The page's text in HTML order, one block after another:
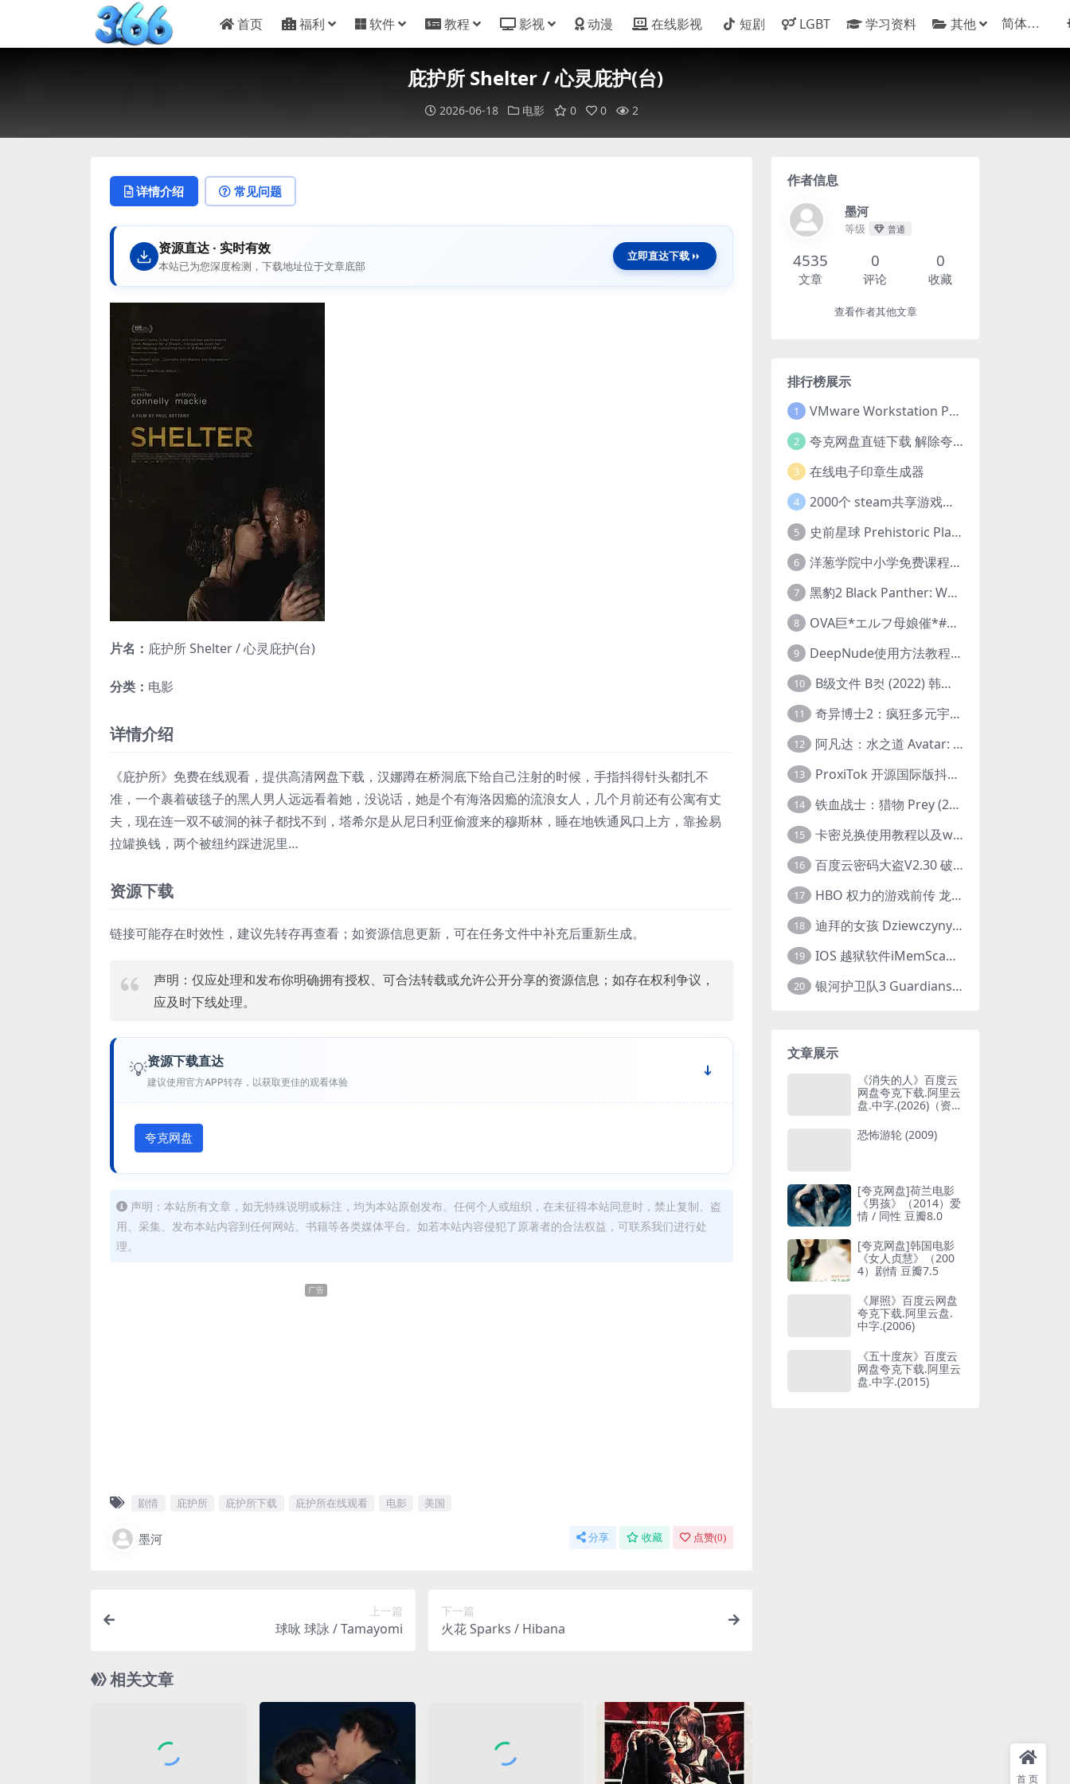
首页 福利 软件 教程 影视 动漫 在线影视 短剧 LGBT 学习资料 其他
庇护所 Shelter / 心灵庇护(台)
2026-06-18 电影 0 0 2
详情介绍 常见问题
资源直达 · 实时有效
本站已为您深度检测，下载地址位于文章底部
立即直达下载
片名： 庇护所 Shelter / 心灵庇护(台)
分类： 电影
详情介绍
《庇护所》免费在线观看，提供高清网盘下载，汉娜蹲在桥洞底下给自己注射的时候，手指抖得针头都扎不
准，一个裹着破毯子的黑人男人远远看着她，没说话，她是个有海洛因瘾的流浪女人，几个月前还有公寓有丈
夫，现在连一双不破洞的袜子都找不到，塔希尔是从尼日利亚偷渡来的穆斯林，睡在地铁通风口上方，靠捡易
拉罐换钱，两个被纽约踩进泥里…
资源下载
链接可能存在时效性，建议先转存再查看；如资源信息更新，可在任务文件中补充后重新生成。
声明：仅应处理和发布你明确拥有授权、可合法转载或允许公开分享的资源信息；如存在权利争议，
应及时下线处理。
💡资源下载直达
建议使用官方APP转存，以获取更佳的观看体验
夸克网盘
声明：本站所有文章，如无特殊说明或标注，均为本站原创发布。任何个人或组织，在未征得本站同意时，禁止复制、盗
用、采集、发布本站内容到任何网站、书籍等各类媒体平台。如若本站内容侵犯了原著者的合法权益，可联系我们进行处
理。
广告
剧情 庇护所 庇护所下载 庇护所在线观看 电影 美国
墨河 分享 收藏 点赞(0)
上一篇
球咏 球詠 / Tamayomi
下一篇
火花 Sparks / Hibana
相关文章
作者信息
墨河
等级 普通
4535
文章
0
评论
0
收藏
查看作者其他文章
排行榜展示
1 VMware Workstation Pro 16 永久激活密钥(序列号)
2 夸克网盘直链下载 解除夸克网盘下载限制 油猴脚本
3 在线电子印章生成器
4 2000个 steam共享游戏账号 离线steam账号分享
5 史前星球 Prehistoric Planet (2022) 中字 1080p 高清 阿里云盘 2022.5.27已更新全集
6 洋葱学院中小学免费课程集合 云盘下载
7 黑豹2 Black Panther: Wakanda Forever (2022) 高清版
8 OVA巨*エルフ母娘催*#1エルフの国を蹂*する男。汚された女王と姫
9 DeepNude使用方法教程FAQ
10 B级文件 B컷 (2022) 韩国大尺度剧情电影 1080P 中字
11 奇异博士2：疯狂多元宇宙 Doctor Strange in the Multiverse of Madness (2022) 高清版1080p
12 阿凡达：水之道 Avatar: The Way of Water (2022) 1080p 2k 4k 中文字幕
13 ProxiTok 开源国际版抖音TikTok网页版 国内网络直连
14 铁血战士：猎物 Prey (2022) 中英字幕 1080P
15 卡密兑换使用教程以及windows使用教程
16 百度云密码大盗V2.30 破解分享链接提取码
17 HBO 权力的游戏前传 龙之家族 House of the Dragon (2022) 中字 1080P 更新4集
18 迪拜的女孩 Dziewczyny z Dubaju (2021) 1080P 中字
19 IOS 越狱软件iMemScan version1.2.6 游戏内存修改器
20 银河护卫队3 Guardians of the Galaxy Vol. 3 (2023)4K高清资源1080p只分享精品
文章展示
《消失的人》百度云
网盘夸克下载.阿里云
盘.中字.(2026)（资源
恐怖游轮 (2009)
[夸克网盘]荷兰电影
《男孩》（2014）爱
情 / 同性 豆瓣8.0
[夸克网盘]韩国电影
《女人贞慧》（200
4）剧情 豆瓣7.5
《犀照》百度云网盘
夸克下载.阿里云盘.
中字.(2006)
《五十度灰》百度云
网盘夸克下载.阿里云
盘.中字.(2015)
首页